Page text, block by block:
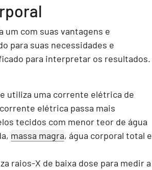
um com suas vantagens e
para suas necessidades e
para interpretar os resultados.
utiliza uma corrente elétrica de
elétrica passa mais
tecidos com menor teor de água
massa magra, água corporal total e
raios-X de baixa dose para medir a